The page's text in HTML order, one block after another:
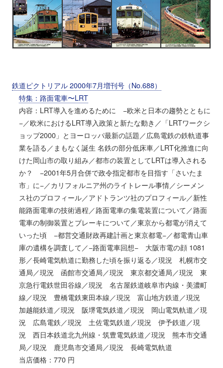
鉄道ピクトリアル 2000年7月増刊号（No.688）
特集：路面電車〜LRT
内容：LRT導入を進めるために −欧米と日本の趨勢とともに
−／欧米におけるLRT導入政策と新たな動き／「LRTワークシ
ョップ2000」とヨーロッパ最新の話題／広島電鉄の鉄軌道事
業を語る／まもなく誕生 名鉄の部分低床車／LRT化推進に向
けた岡山市の取り組み／都市の装置としてLRTは導入される
か？ −2001年5月合併で政令指定都市を目指す「さいたま
市」に−／カリフォルニア州のライトレール事情／シーメン
ス社のプロフィール／アドトランツ社のプロフィール／新性
能路面電車の技術過程／路面電車の集電装置について／路面
電車の制御装置とブレーキについて／東京から都電が消えて
いった頃 −都営交通財政再建計画と東京都電−／都電青山車
庫の遺構を調査して／−路面電車回想− 大阪市電の顔 1081
形／長崎電気軌道に勤務した頃を振り返る／現況 札幌市交
通局／現況 函館市交通局／現況 東京都交通局／現況 東
京急行電鉄世田谷線／現況 名古屋鉄道岐阜市内線・美濃町
線／現況 豊橋電鉄東田本線／現況 富山地方鉄道／現況
加越能鉄道／現況 阪堺電気鉄道／現況 岡山電気軌道／現
況 広島電鉄／現況 土佐電気鉄道／現況 伊予鉄道／現
況 西日本鉄道北九州線・筑豊電気鉄道／現況 熊本市交通
局／現況 鹿児島市交通局／現況 長崎電気軌道
当店価格：770 円